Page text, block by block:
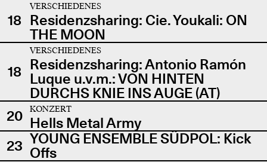
18
VERSCHIEDENES
Residenzsharing: Cie. Youkali: ON
THE MOON
18
VERSCHIEDENES
Residenzsharing: Antonio Ramón
Luque u.v.m.: VON HINTEN
DURCHS KNIE INS AUGE (AT)
20
KONZERT
Hells Metal Army
23 YOUNG ENSEMBLE SÜDPOL: Kick
Offs